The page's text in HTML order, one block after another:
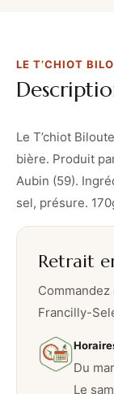
i
l
u
t
e
–
1
0
g
LE T’CHIOT
Le T’chiot
bière. Produit
Aubin (59).
sel, présure.
Retrait
Francilly-
Du
Le